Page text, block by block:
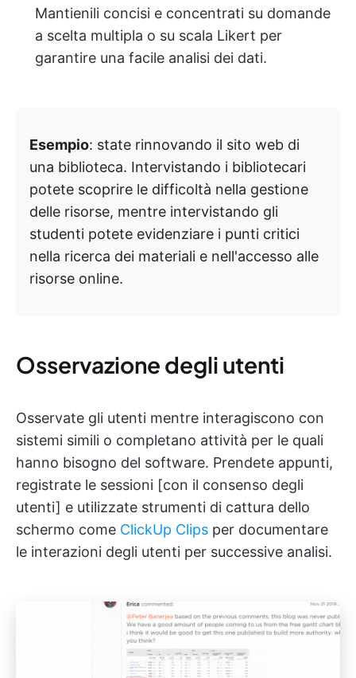
Mantienili concisi e concentrati su domande
a scelta multipla o su scala Likert per
garantire una facile analisi dei dati.
Esempio: state rinnovando il sito web di
una biblioteca. Intervistando i bibliotecari
potete scoprire le difficoltà nella gestione
delle risorse, mentre intervistando gli
studenti potete evidenziare i punti critici
nella ricerca dei materiali e nell'accesso alle
risorse online.
Osservazione degli utenti
Osservate gli utenti mentre interagiscono con
sistemi simili o completano attività per le quali
hanno bisogno del software. Prendete appunti,
registrate le sessioni [con il consenso degli
utenti] e utilizzate strumenti di cattura dello
schermo come ClickUp Clips per documentare
le interazioni degli utenti per successive analisi.